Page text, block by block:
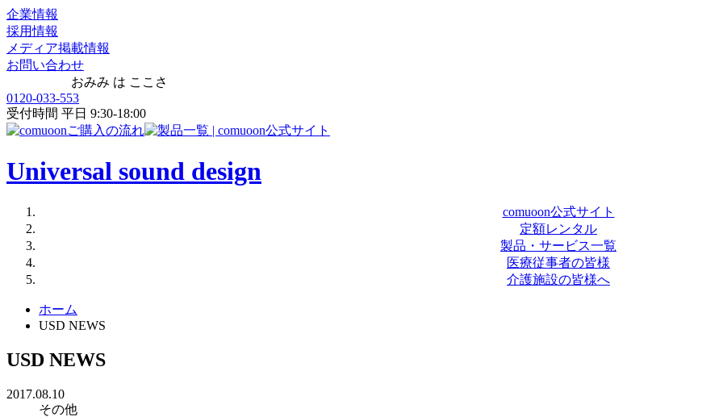
企業情報
採用情報
メディア掲載情報
お問い合わせ
おみみ は ここさ
0120-033-553
受付時間 平日 9:30-18:00
Universal sound design
comuoon公式サイト
定額レンタル
製品・サービス一覧
医療従事者の皆様
介護施設の皆様へ
ホーム
USD NEWS
USD NEWS
2017.08.10
その他